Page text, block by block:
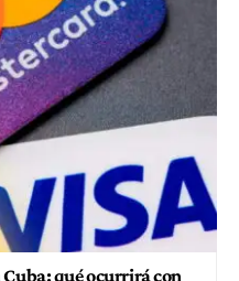
qué ocurrirá con